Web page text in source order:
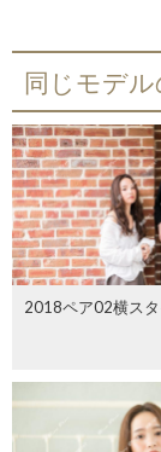
同じモデ
2018ペア02横ス